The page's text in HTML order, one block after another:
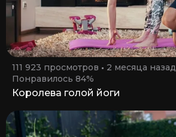
111 923 просмотров
2 месяца назад
Понравилось 84%
Королева голой йоги